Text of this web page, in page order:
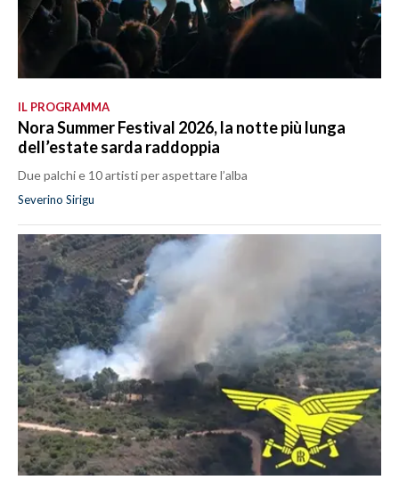
IL PROGRAMMA
Nora Summer Festival 2026, la notte più lunga
dell’estate sarda raddoppia
Due palchi e 10 artisti per aspettare l’alba
Severino Sirigu